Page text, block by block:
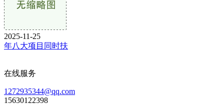
2025-11-25
年八大项目同时扶
在线服务
1272935344@qq.com
15630122398